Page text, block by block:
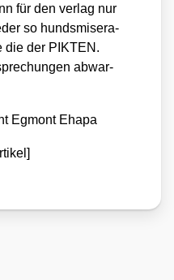
für den ver­lag nur
so hunds­mi­se­ra­
die der PIKTEN.
abwar­
Egmont Eha­pa